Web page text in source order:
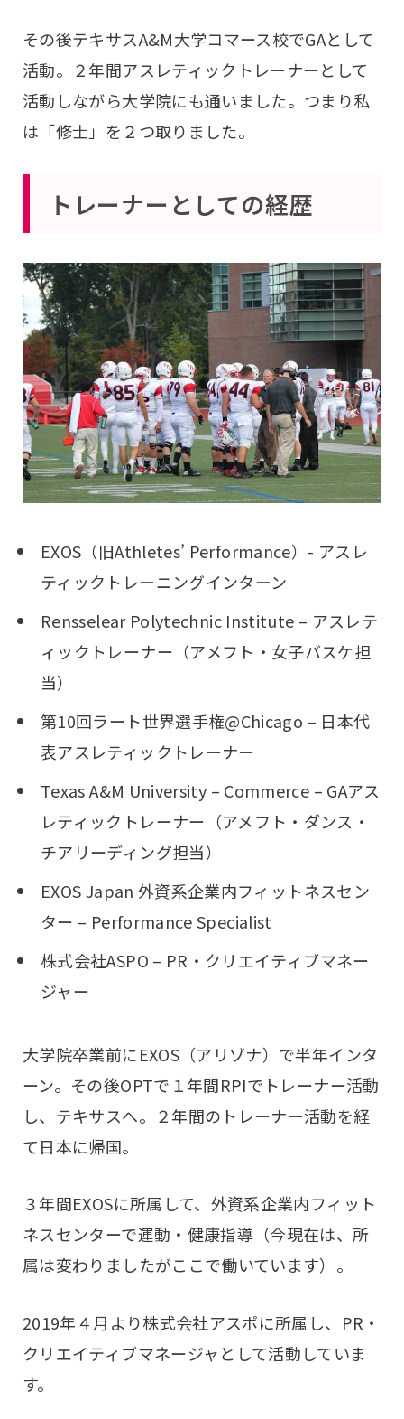
その後テキサスA&M大学コマース校でGAとして
活動。２年間アスレティックトレーナーとして
活動しながら大学院にも通いました。つまり私
は「修士」を２つ取りました。
トレーナーとしての経歴
EXOS（旧Athletes’ Performance）- アスレ
ティックトレーニングインターン
Rensselear Polytechnic Institute – アスレテ
ィックトレーナー（アメフト・女子バスケ担
当）
第10回ラート世界選手権@Chicago – 日本代
表アスレティックトレーナー
Texas A&M University – Commerce – GAアス
レティックトレーナー（アメフト・ダンス・
チアリーディング担当）
EXOS Japan 外資系企業内フィットネスセン
ター – Performance Specialist
株式会社ASPO – PR・クリエイティブマネー
ジャー
大学院卒業前にEXOS（アリゾナ）で半年インタ
ーン。その後OPTで１年間RPIでトレーナー活動
し、テキサスへ。２年間のトレーナー活動を経
て日本に帰国。
３年間EXOSに所属して、外資系企業内フィット
ネスセンターで運動・健康指導（今現在は、所
属は変わりましたがここで働いています）。
2019年４月より株式会社アスポに所属し、PR・
クリエイティブマネージャとして活動していま
す。